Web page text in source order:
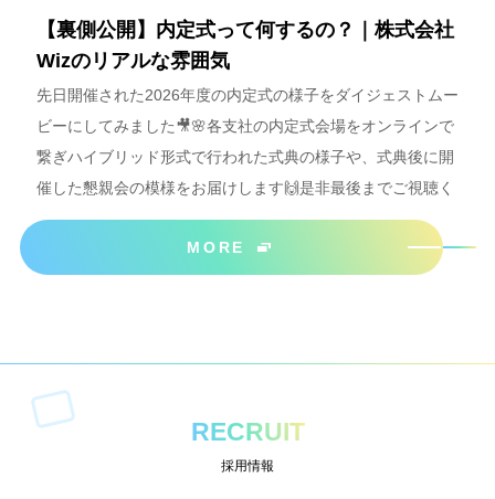
【裏側公開】内定式って何するの？｜株式会社
Wizのリアルな雰囲気
先日開催された2026年度の内定式の様子をダイジェストムー
ビーにしてみました🎥🌸各支社の内定式会場をオンラインで
繋ぎハイブリッド形式で行われた式典の様子や、式典後に開
催した懇親会の模様をお届けします🙌是非最後までご視聴く
ださいね＾＾
MORE
RECRUIT
採用情報